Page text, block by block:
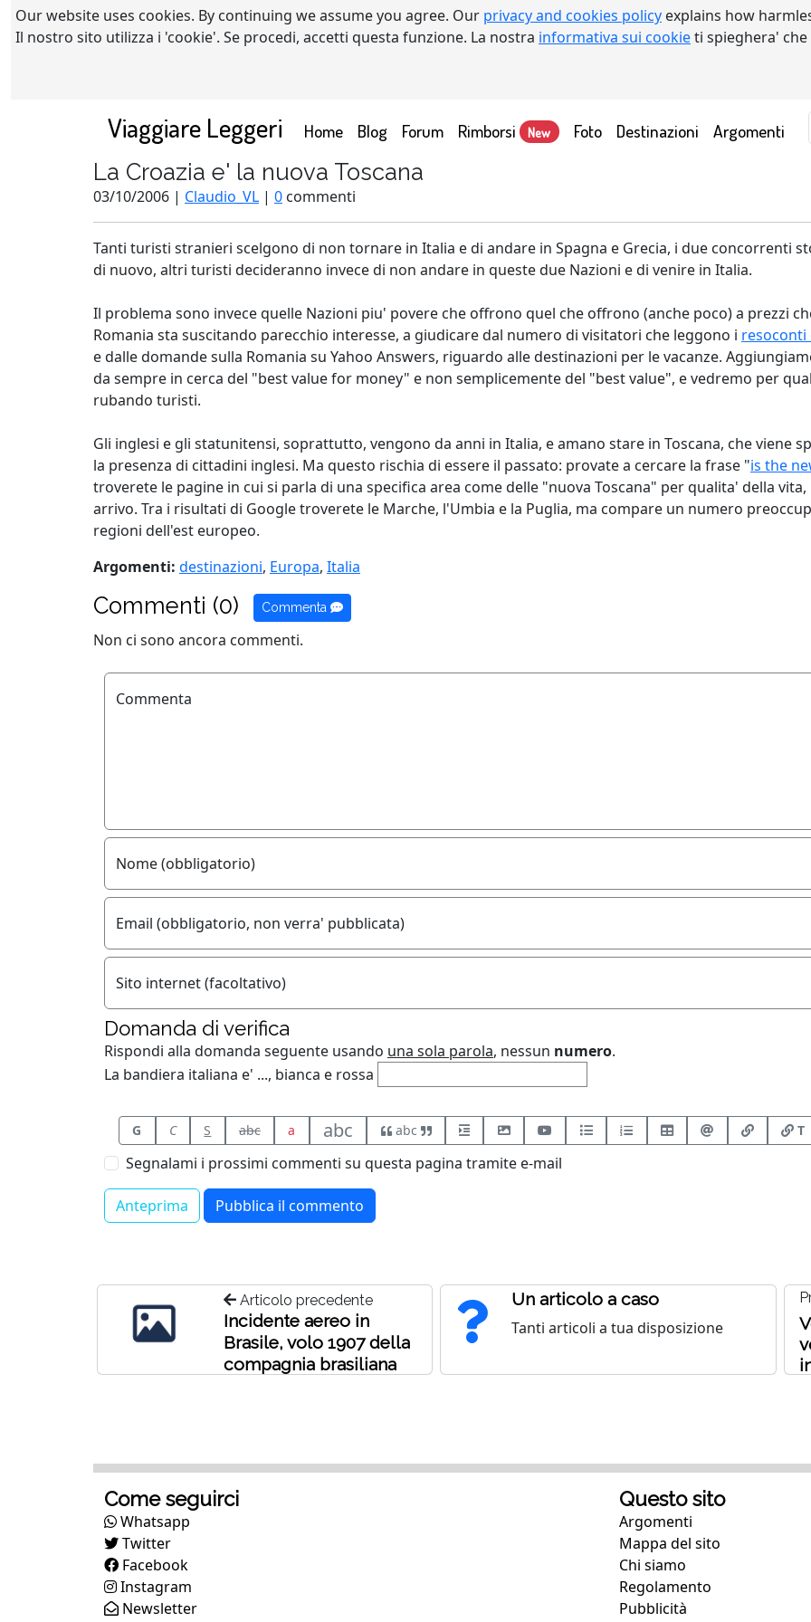
Our website uses cookies. By continuing we assume you agree. Our privacy and cookies policy explains how
Il nostro sito utilizza i 'cookie'. Se procedi, accetti questa funzione. La nostra informativa sui cookieti spieghera'
Viaggiare Leggeri Home(current)
Blog Forum Rimborsi New Foto Destinazioni Argomenti
La Croazia e' la nuova Toscana
03/10/2006 | Claudio_VL | 0 commenti
Tanti turisti stranieri scelgono di non tornare in Italia e di andare in Spagna e Grecia, i due concorrenti
di nuovo, altri turisti decideranno invece di non andare in queste due Nazioni e di venire in Italia.
Il problema sono invece quelle Nazioni piu' povere che offrono quel che offrono (anche poco) a prezzi
Romania sta suscitando parecchio interesse, a giudicare dal numero di visitatori che leggono i resoconti
e dalle domande sulla Romania su Yahoo Answers, riguardo alle destinazioni per le vacanze.
da sempre in cerca del "best value for money" e non semplicemente del "best value", e vedremo per
rubando turisti.
Gli inglesi e gli statunitensi, soprattutto, vengono da anni in Italia, e amano stare in Toscana, che viene
la presenza di cittadini inglesi. Ma questo rischia di essere il passato: provate a cercare la frase "is the
troverete le pagine in cui si parla di una specifica area come delle "nuova Toscana" per qualita' della
arrivo. Tra i risultati di Google troverete le Marche, l'Umbia e la Puglia, ma compare un numero
regioni dell'est europeo.
Argomenti: destinazioni, Europa, Italia
Commenti (0) Commenta
Non ci sono ancora commenti.
Commenta
Nome (obbligatorio)
Email (obbligatorio, non verra' pubblicata)
Sito internet (facoltativo)
Domanda di verifica
Rispondi alla domanda seguente usando una sola parola, nessun numero.
La bandiera italiana e' ..., bianca e rossa
G C S abc a abc abc T
Segnalami i prossimi commenti su questa pagina tramite e-mail
Articolo precedente
Incidente aereo in
Brasile, volo 1907 della
compagnia brasiliana
Un articolo a caso
Tanti articoli a tua disposizione
Come seguirci
Whatsapp
Twitter
Facebook
Instagram
Newsletter
Questo sito
Argomenti
Mappa del sito
Chi siamo
Regolamento
Pubblicità